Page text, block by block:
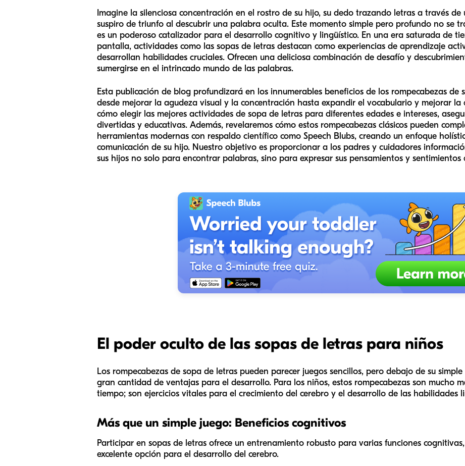
Imagine la silenciosa concentración en el rostro de su hijo, su dedo trazando letras a través
suspiro de triunfo al descubrir una palabra oculta. Este momento simple pero profundo no se
es un poderoso catalizador para el desarrollo cognitivo y lingüístico. En una era saturada de
pantalla, actividades como las sopas de letras destacan como experiencias de aprendizaje
desarrollan habilidades cruciales. Ofrecen una deliciosa combinación de desafío y
sumergirse en el intrincado mundo de las palabras.
Esta publicación de blog profundizará en los innumerables beneficios de los rompecabezas de
desde mejorar la agudeza visual y la concentración hasta expandir el vocabulario y mejorar
cómo elegir las mejores actividades de sopa de letras para diferentes edades e intereses,
divertidas y educativas. Además, revelaremos cómo estos rompecabezas clásicos pueden
herramientas modernas con respaldo científico como Speech Blubs, creando un enfoque
comunicación de su hijo. Nuestro objetivo es proporcionar a los padres y cuidadores
sus hijos no solo para encontrar palabras, sino para expresar sus pensamientos y sentimientos
El poder oculto de las sopas de letras para niños
Los rompecabezas de sopa de letras pueden parecer juegos sencillos, pero debajo de su
gran cantidad de ventajas para el desarrollo. Para los niños, estos rompecabezas son mucho
tiempo; son ejercicios vitales para el crecimiento del cerebro y el desarrollo de las habilidades
Más que un simple juego: Beneficios cognitivos
Participar en sopas de letras ofrece un entrenamiento robusto para varias funciones
excelente opción para el desarrollo del cerebro.